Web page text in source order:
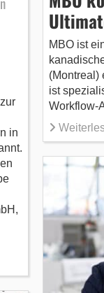
in
MBO ist
(Montreal)
ist
Workflow-